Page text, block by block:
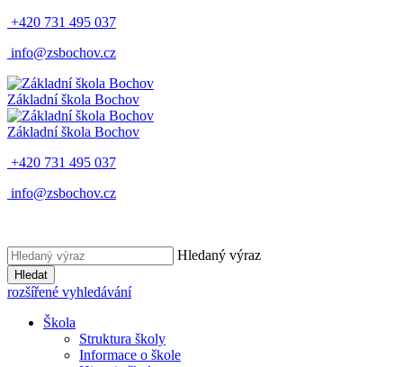
+420 731 495 037
info@zsbochov.cz
Základní škola Bochov
Základní škola Bochov
+420 731 495 037
info@zsbochov.cz
Hledaný výraz
Hledat
rozšířené vyhledávání
Škola
Struktura školy
Informace o škole